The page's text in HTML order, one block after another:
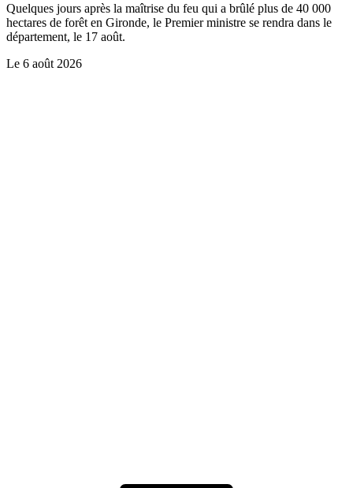
Quelques jours après la maîtrise du feu qui a brûlé plus de 40 000
hectares de forêt en Gironde, le Premier ministre se rendra dans le
département, le 17 août.
Le 6 août 2026